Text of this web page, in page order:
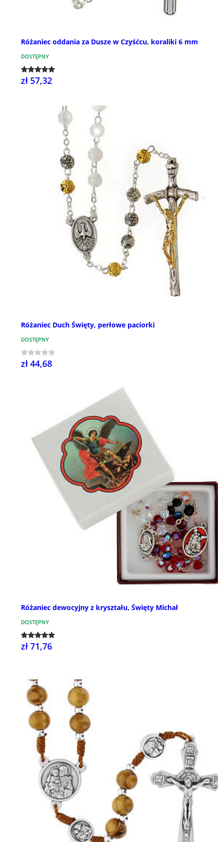
Różaniec oddania za Dusze w Czyśćcu, koraliki 6 mm
DOSTĘPNY
zł 57,32
Różaniec Duch Święty, perłowe paciorki
DOSTĘPNY
zł 44,68
Różaniec dewocyjny z kryształu, Święty Michał
DOSTĘPNY
zł 71,76